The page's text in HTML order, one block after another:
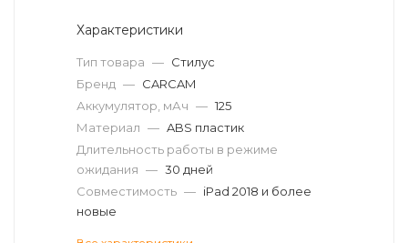
Характеристики
Тип товара — Стилус
Бренд — CARCAM
Аккумулятор, мАч — 125
Материал — ABS пластик
Длительность работы в режиме
ожидания — 30 дней
Совместимость — iPad 2018 и более
новые